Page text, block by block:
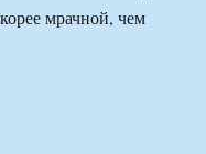
мрачной, чем